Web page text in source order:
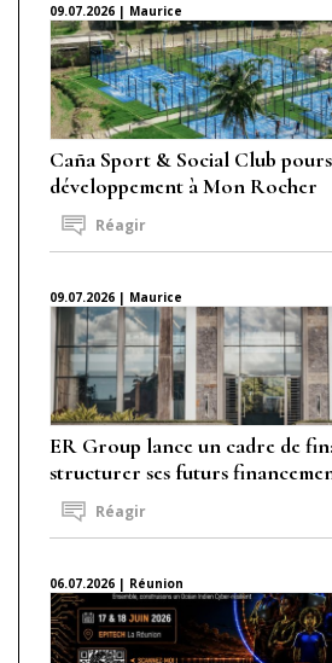
09.07.2026 | Maurice
Caña Sport & Social Club
développement à Mon Rocher
Réagir
09.07.2026 | Maurice
ER Group lance un cadre de
structurer ses futurs
Réagir
06.07.2026 | Réunion